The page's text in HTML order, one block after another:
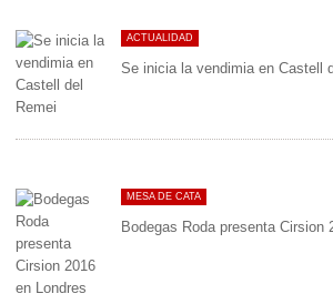
ACTUALIDAD
Se inicia la vendimia en Castell
MESA DE CATA
Bodegas Roda presenta Cirsion